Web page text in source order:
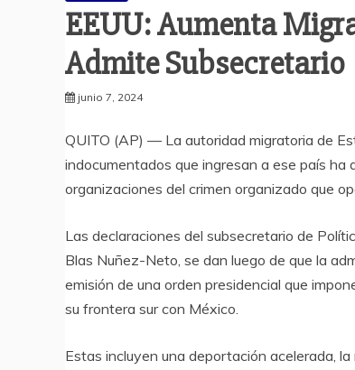
EEUU: Aumenta
Admite Subsecretario
junio 7, 2024
QUITO (AP) — La autoridad migratoria de
indocumentados que ingresan a ese país
organizaciones del crimen organizado que
Las declaraciones del subsecretario de
Blas Nuñez-Neto, se dan luego de que la
emisión de una orden presidencial que
su frontera sur con México.
Estas incluyen una deportación acelerada,